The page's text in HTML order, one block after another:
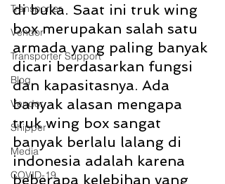
Transporter
Vendor
Transporter Support
Blog
Vendor
Shipper
Media
COVID-19
di buka. Saat ini truk wing
box merupakan salah satu
armada yang paling banyak
dicari berdasarkan fungsi
dan kapasitasnya. Ada
banyak alasan mengapa
truk wing box sangat
banyak berlalu lalang di
indonesia adalah karena
beberapa kelebihan yang